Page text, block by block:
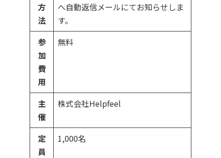
方
法
へ自動返信メールにてお知らせしま
す。
参
加
費
用
無料
主
催
株式会社Helpfeel
定
員
1,000名